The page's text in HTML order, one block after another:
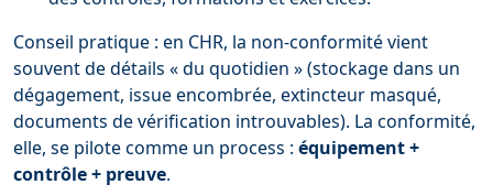
Conseil pratique : en CHR, la non-conformité vient
souvent de détails « du quotidien » (stockage dans un
dégagement, issue encombrée, extincteur masqué,
documents de vérification introuvables). La conformité,
elle, se pilote comme un process : équipement +
contrôle + preuve.